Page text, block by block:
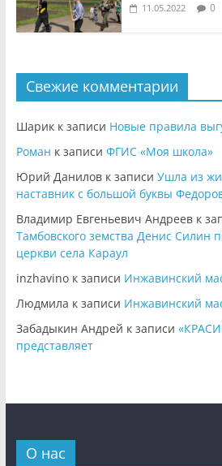
11.05.2022 0
Свежие комментарии
Шарикк записи Новые правила
Роман к записи ФГИС «Моя школа»
Юрий Даниловк записи Ушла из
наставник с большой буквы
Владимир Евгеньевич Андреевк
Тамбовского земства Денис Силин
церкви села Караул
inzhavinoк записи Инжавинский
Людмила к записи Инжавинский
Забадыкин Андрей к записи
представляет
О нас